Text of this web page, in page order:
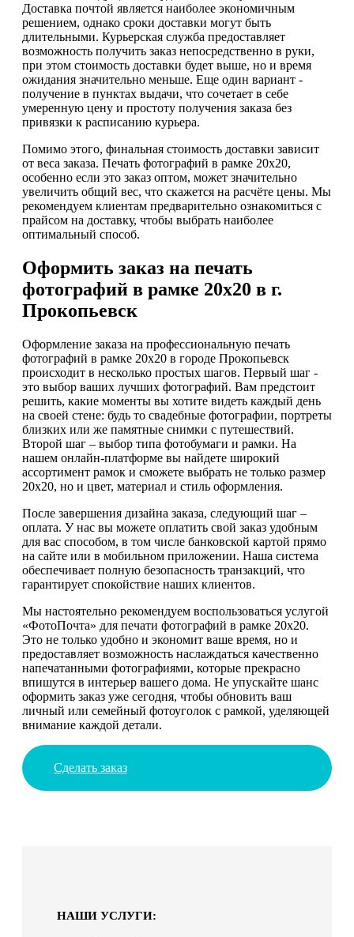
Доставка почтой является наиболее экономичным
решением, однако сроки доставки могут быть
длительными. Курьерская служба предоставляет
возможность получить заказ непосредственно в руки,
при этом стоимость доставки будет выше, но и время
ожидания значительно меньше. Еще один вариант -
получение в пунктах выдачи, что сочетает в себе
умеренную цену и простоту получения заказа без
привязки к расписанию курьера.
Помимо этого, финальная стоимость доставки зависит
от веса заказа. Печать фотографий в рамке 20х20,
особенно если это заказ оптом, может значительно
увеличить общий вес, что скажется на расчёте цены. Мы
рекомендуем клиентам предварительно ознакомиться с
прайсом на доставку, чтобы выбрать наиболее
оптимальный способ.
Оформить заказ на печать
фотографий в рамке 20х20 в г.
Прокопьевск
Оформление заказа на профессиональную печать
фотографий в рамке 20х20 в городе Прокопьевск
происходит в несколько простых шагов. Первый шаг -
это выбор ваших лучших фотографий. Вам предстоит
решить, какие моменты вы хотите видеть каждый день
на своей стене: будь то свадебные фотографии, портреты
близких или же памятные снимки с путешествий.
Второй шаг – выбор типа фотобумаги и рамки. На
нашем онлайн-платформе вы найдете широкий
ассортимент рамок и сможете выбрать не только размер
20х20, но и цвет, материал и стиль оформления.
После завершения дизайна заказа, следующий шаг –
оплата. У нас вы можете оплатить свой заказ удобным
для вас способом, в том числе банковской картой прямо
на сайте или в мобильном приложении. Наша система
обеспечивает полную безопасность транзакций, что
гарантирует спокойствие наших клиентов.
Мы настоятельно рекомендуем воспользоваться услугой
«ФотоПочта» для печати фотографий в рамке 20х20.
Это не только удобно и экономит ваше время, но и
предоставляет возможность наслаждаться качественно
напечатанными фотографиями, которые прекрасно
впишутся в интерьер вашего дома. Не упускайте шанс
оформить заказ уже сегодня, чтобы обновить ваш
личный или семейный фотоуголок с рамкой, уделяющей
внимание каждой детали.
Сделать заказ
НАШИ УСЛУГИ: